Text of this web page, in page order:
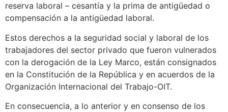
reserva laboral – cesantía y la prima de antigüedad o
compensación a la antigüedad laboral.
Estos derechos a la seguridad social y laboral de los
trabajadores del sector privado que fueron vulnerados
con la derogación de la Ley Marco, están consignados
en la Constitución de la República y en acuerdos de la
Organización Internacional del Trabajo-OIT.
En consecuencia, a lo anterior y en consenso de los